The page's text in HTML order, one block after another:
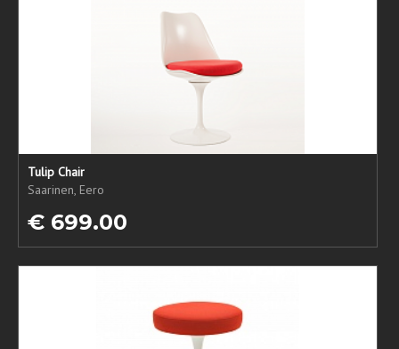
Tulip Chair
Saarinen, Eero
€ 699.00